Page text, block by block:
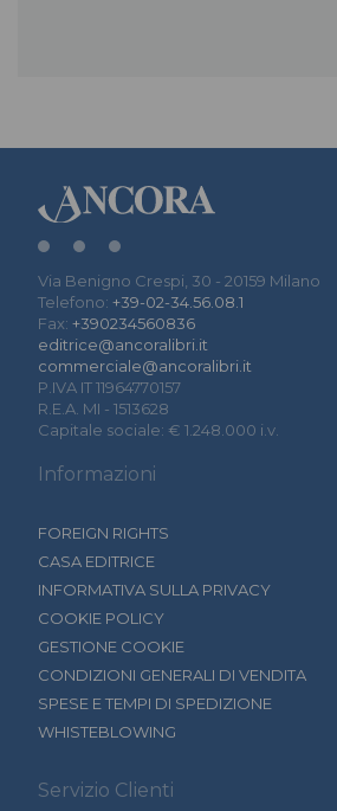
Via Benigno Crespi, 30 - 20159 Milano
Telefono: +39-02-34.56.08.1
Fax: +390234560836
editrice@ancoralibri.it
commerciale@ancoralibri.it
P.IVA IT 11964770157
R.E.A. MI - 1513628
Capitale sociale: € 1.248.000 i.v.
Informazioni
FOREIGN RIGHTS
CASA EDITRICE
INFORMATIVA SULLA PRIVACY
COOKIE POLICY
GESTIONE COOKIE
CONDIZIONI GENERALI DI VENDITA
SPESE E TEMPI DI SPEDIZIONE
WHISTEBLOWING
Servizio Clienti